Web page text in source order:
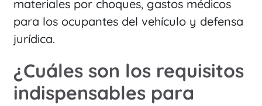
materiales por choques, gastos médicos
para los ocupantes del vehículo y defensa
jurídica.
¿Cuáles son los requisitos
indispensables para